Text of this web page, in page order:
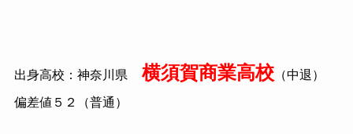
出身高校：神奈川県 横須賀商業高校（中退）
偏差値５２（普通）